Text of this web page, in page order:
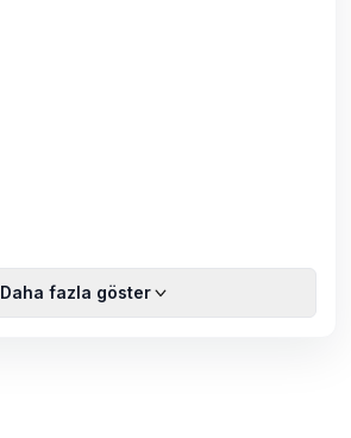
Daha fazla göster